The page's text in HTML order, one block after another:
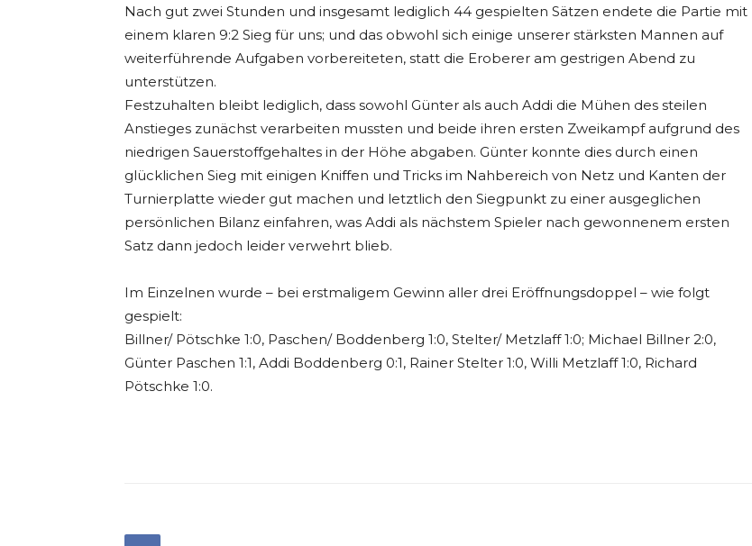
Nach gut zwei Stunden und insgesamt lediglich 44 gespielten Sätzen endete die Partie mit
einem klaren 9:2 Sieg für uns; und das obwohl sich einige unserer stärksten Mannen auf
weiterführende Aufgaben vorbereiteten, statt die Eroberer am gestrigen Abend zu
unterstützen.
Festzuhalten bleibt lediglich, dass sowohl Günter als auch Addi die Mühen des steilen
Anstieges zunächst verarbeiten mussten und beide ihren ersten Zweikampf aufgrund des
niedrigen Sauerstoffgehaltes in der Höhe abgaben. Günter konnte dies durch einen
glücklichen Sieg mit einigen Kniffen und Tricks im Nahbereich von Netz und Kanten der
Turnierplatte wieder gut machen und letztlich den Siegpunkt zu einer ausgeglichen
persönlichen Bilanz einfahren, was Addi als nächstem Spieler nach gewonnenem ersten
Satz dann jedoch leider verwehrt blieb.
Im Einzelnen wurde – bei erstmaligem Gewinn aller drei Eröffnungsdoppel – wie folgt
gespielt:
Billner/ Pötschke 1:0, Paschen/ Boddenberg 1:0, Stelter/ Metzlaff 1:0; Michael Billner 2:0,
Günter Paschen 1:1, Addi Boddenberg 0:1, Rainer Stelter 1:0, Willi Metzlaff 1:0, Richard
Pötschke 1:0.